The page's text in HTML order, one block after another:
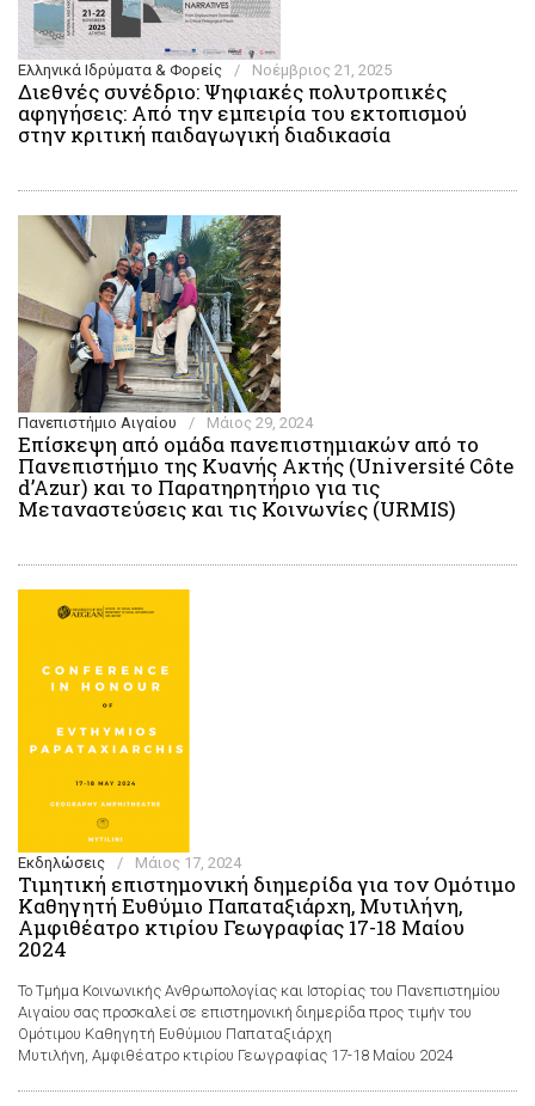
Ελληνικά Ιδρύματα & Φορείς / Νοέμβριος 21, 2025
Διεθνές συνέδριο: Ψηφιακές πολυτροπικές
αφηγήσεις: Από την εμπειρία του εκτοπισμού
στην κριτική παιδαγωγική διαδικασία
Πανεπιστήμιο Αιγαίου / Μάιος 29, 2024
Επίσκεψη από ομάδα πανεπιστημιακών από το
Πανεπιστήμιο της Κυανής Ακτής (Université Côte
d’Azur) και το Παρατηρητήριο για τις
Μεταναστεύσεις και τις Κοινωνίες (URMIS)
Εκδηλώσεις / Μάιος 17, 2024
Τιμητική επιστημονική διημερίδα για τον Ομότιμο
Καθηγητή Ευθύμιο Παπαταξιάρχη, Μυτιλήνη,
Αμφιθέατρο κτιρίου Γεωγραφίας 17-18 Μαίου
2024
Το Τμήμα Κοινωνικής Ανθρωπολογίας και Ιστορίας του Πανεπιστημίου
Αιγαίου σας προσκαλεί σε επιστημονική διημερίδα προς τιμήν του
Ομότιμου Καθηγητή Ευθύμιου Παπαταξιάρχη
Μυτιλήνη, Αμφιθέατρο κτιρίου Γεωγραφίας 17-18 Μαίου 2024